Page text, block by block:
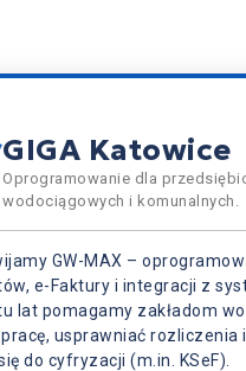
GIGA Katowice
Oprogramowanie dla
wodociągowych i komunalnych.
GW-MAX –
e-Faktury i integracji z
lat pomagamy zakładom
usprawniać rozliczenia i
do cyfryzacji (m.in. KSeF).